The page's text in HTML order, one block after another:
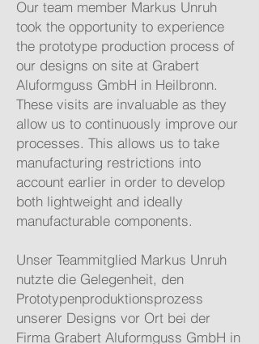
Our team member Markus Unruh
took the opportunity to experience
the prototype production process of
our designs on site at Grabert
Aluformguss GmbH in Heilbronn.
These visits are invaluable as they
allow us to continuously improve our
processes. This allows us to take
manufacturing restrictions into
account earlier in order to develop
both lightweight and ideally
manufacturable components.
Unser Teammitglied Markus Unruh
nutzte die Gelegenheit, den
Prototypenproduktionsprozess
unserer Designs vor Ort bei der
Firma Grabert Aluformguss GmbH in